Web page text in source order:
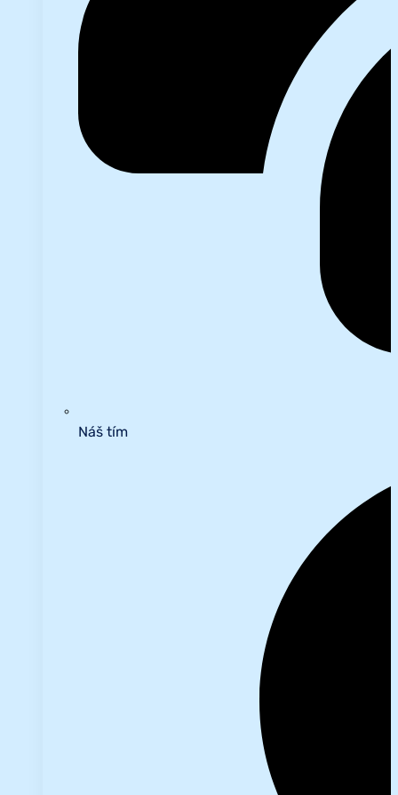
Náš tím